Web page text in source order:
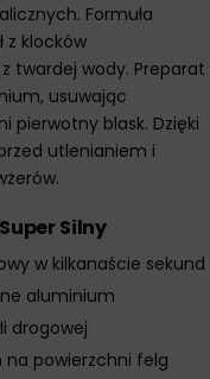
Formuła
z klocków
twardej wody. Preparat
usuwając
pierwotny blask. Dzięki
utlenianiem i
Silny
w kilkanaście sekund
aluminium
drogowej
na powierzchni felg